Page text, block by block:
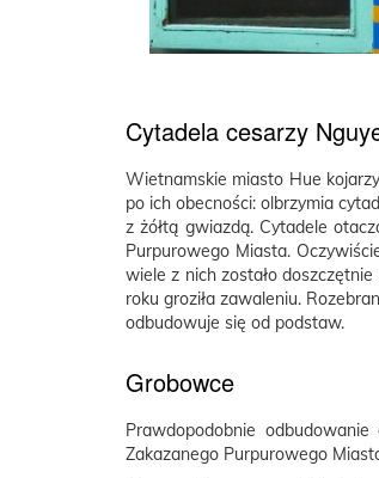
Cytadela cesarzy
Wietnamskie miasto Hue
po ich obecności: olbrzymia
z żółtą gwiazdą. Cytadele
Purpurowego Miasta.
wiele z nich zostało
roku groziła zawaleniu.
odbudowuje się od podstaw.
Grobowce
Prawdopodobnie
Zakazanego Purpurowego